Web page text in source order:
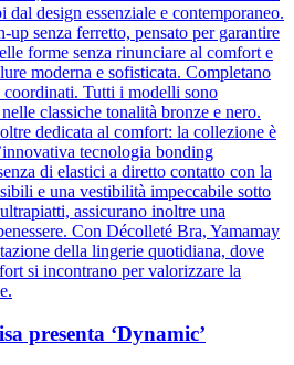
dal design essenziale e contemporaneo.
up senza ferretto, pensato per garantire
forme senza rinunciare al comfort e
moderna e sofisticata. Completano
coordinati. Tutti i modelli sono
classiche tonalità bronze e nero.
dedicata al comfort: la collezione è
tecnologia bonding
di elastici a diretto contatto con la
e una vestibilità impeccabile sotto
assicurano inoltre una
Con Décolleté Bra, Yamamay
della lingerie quotidiana, dove
si incontrano per valorizzare la
presenta ‘Dynamic’